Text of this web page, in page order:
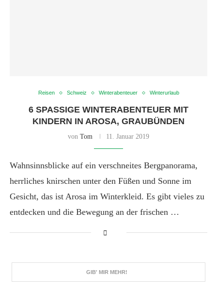
Reisen Schweiz Winterabenteuer Winterurlaub
6 SPASSIGE WINTERABENTEUER MIT K
INDERN IN AROSA, GRAUBÜNDEN
von Tom 11. Januar 2019
Wahnsinnsblicke auf ein verschneites Bergpanorama,
herrliches knirschen unter den Füßen und Sonne im
Gesicht, das ist Arosa im Winterkleid. Es gibt vieles zu
entdecken und die Bewegung an der frischen …
GIB' MIR MEHR!